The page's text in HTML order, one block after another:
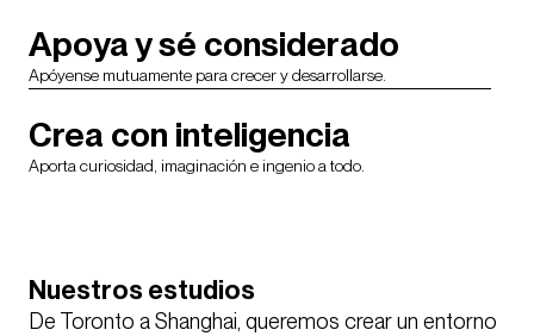
Apoya y sé considerado
Apóyense mutuamente para crecer y desarrollarse.
Crea con inteligencia
Aporta curiosidad, imaginación e ingenio a todo.
Nuestros estudios
De Toronto a Shanghai, queremos crear un entorno